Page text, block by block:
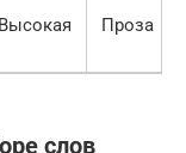
Высокая Проза
слов